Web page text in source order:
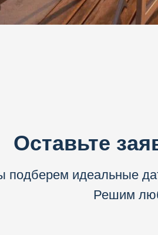
Оставьте
подберем идеальные
Решим